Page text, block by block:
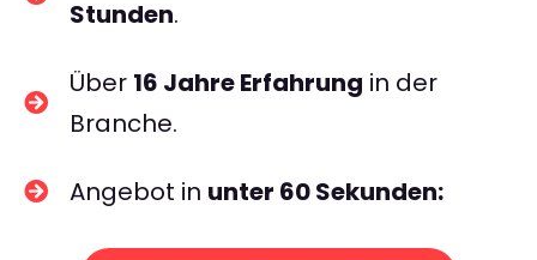
Stunden.
Über 16 Jahre Erfahrung in der
Branche.
Angebot in unter 60 Sekunden: